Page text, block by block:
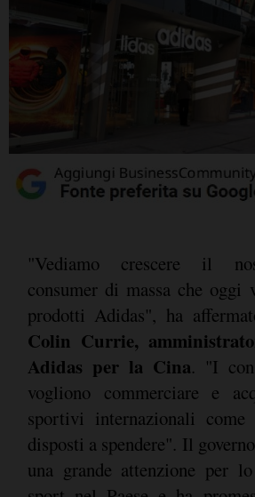
"Vediamo crescere il
consumer di massa che oggi
prodotti Adidas", ha
Colin Currie,
Adidas per la Cina. "I
vogliono commerciare e
sportivi internazionali
disposti a spendere". Il
una grande attenzione per